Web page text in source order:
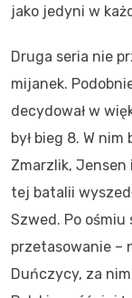
jako jedyni w
Druga seria nie
mijanek.
decydował w
był bieg 8. W
Zmarzlik,
tej batalii
Szwed. Po
przetasowanie –
Duńczycy, za